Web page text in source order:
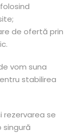
de ofertă prin
vom suna
stabilirea
rezervarea se